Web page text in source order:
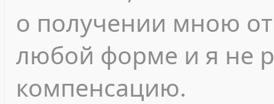
о получении мною
любой форме и я не
компенсацию.